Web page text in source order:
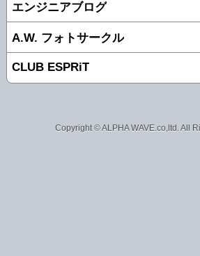
エンジニアブログ
A.W. フォトサークル
CLUB ESPRiT
Copyright © ALPHA WAVE.co,ltd. All